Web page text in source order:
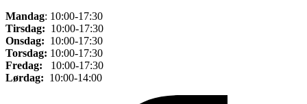
Mandag: 10:00-17:30
Tirsdag: 10:00-17:30
Onsdag: 10:00-17:30
Torsdag: 10:00-17:30
Fredag: 10:00-17:30
Lørdag: 10:00-14:00